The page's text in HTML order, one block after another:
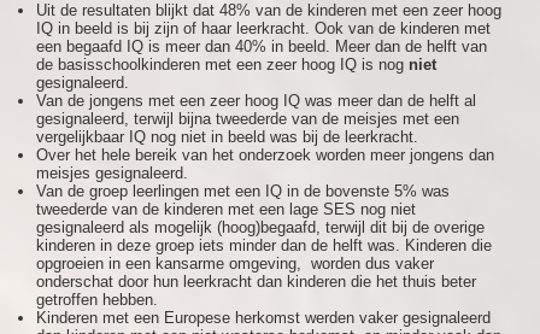
Uit de resultaten blijkt dat 48% van de kinderen met een zeer hoog
IQ in beeld is bij zijn of haar leerkracht. Ook van de kinderen met
een begaafd IQ is meer dan 40% in beeld. Meer dan de helft van
de basisschoolkinderen met een zeer hoog IQ is nog niet
gesignaleerd.
Van de jongens met een zeer hoog IQ was meer dan de helft al
gesignaleerd, terwijl bijna tweederde van de meisjes met een
vergelijkbaar IQ nog niet in beeld was bij de leerkracht.
Over het hele bereik van het onderzoek worden meer jongens dan
meisjes gesignaleerd.
Van de groep leerlingen met een IQ in de bovenste 5% was
tweederde van de kinderen met een lage SES nog niet
gesignaleerd als mogelijk (hoog)begaafd, terwijl dit bij de overige
kinderen in deze groep iets minder dan de helft was. Kinderen die
opgroeien in een kansarme omgeving, worden dus vaker
onderschat door hun leerkracht dan kinderen die het thuis beter
getroffen hebben.
Kinderen met een Europese herkomst werden vaker gesignaleerd